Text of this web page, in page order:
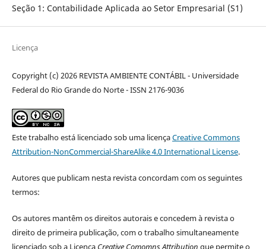
Seção 1: Contabilidade Aplicada ao Setor Empresarial (S1)
Licença
Copyright (c) 2026 REVISTA AMBIENTE CONTÁBIL - Universidade
Federal do Rio Grande do Norte - ISSN 2176-9036
Este trabalho está licenciado sob uma licençaCreative Commons
Attribution-NonCommercial-ShareAlike 4.0 International License.
Autores que publicam nesta revista concordam com os seguintes
termos:
Os autores mantêm os direitos autorais e concedem à revista o
direito de primeira publicação, com o trabalho simultaneamente
licenciado sob a Licença Creative Comomns Attribution que permite o